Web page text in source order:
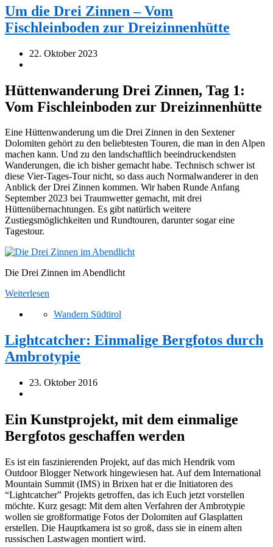
Um die Drei Zinnen – Vom
Fischleinboden zur Dreizinnenhütte
22. Oktober 2023
Hüttenwanderung Drei Zinnen, Tag 1:
Vom Fischleinboden zur Dreizinnenhütte
Eine Hüttenwanderung um die Drei Zinnen in den Sextener
Dolomiten gehört zu den beliebtesten Touren, die man in den Alpen
machen kann. Und zu den landschaftlich beeindruckendsten
Wanderungen, die ich bisher gemacht habe. Technisch schwer ist
diese Vier-Tages-Tour nicht, so dass auch Normalwanderer in den
Anblick der Drei Zinnen kommen. Wir haben Runde Anfang
September 2023 bei Traumwetter gemacht, mit drei
Hüttenübernachtungen. Es gibt natürlich weitere
Zustiegsmöglichkeiten und Rundtouren, darunter sogar eine
Tagestour.
Die Drei Zinnen im Abendlicht
Weiterlesen
Wandern Südtirol
Lightcatcher: Einmalige Bergfotos durch
Ambrotypie
23. Oktober 2016
Ein Kunstprojekt, mit dem einmalige
Bergfotos geschaffen werden
Es ist ein faszinierenden Projekt, auf das mich Hendrik vom
Outdoor Blogger Network hingewiesen hat. Auf dem International
Mountain Summit (IMS) in Brixen hat er die Initiatoren des
“Lightcatcher” Projekts getroffen, das ich Euch jetzt vorstellen
möchte. Kurz gesagt: Mit dem alten Verfahren der Ambrotypie
wollen sie großformatige Fotos der Dolomiten auf Glasplatten
erstellen. Die Hauptkamera ist so groß, dass sie in einem alten
russischen Lastwagen montiert wird.